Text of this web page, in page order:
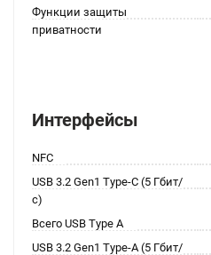
Функции защиты
приватности
Интерфейсы
NFC
USB 3.2 Gen1 Type-C (5 Гбит/
с)
Всего USB Type A
USB 3.2 Gen1 Type-A (5 Гбит/